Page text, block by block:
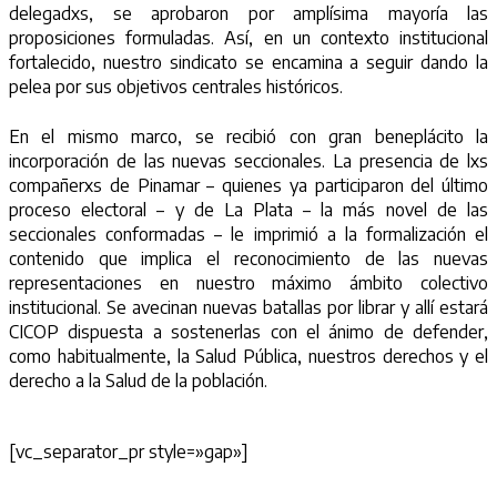
delegadxs, se aprobaron por amplísima mayoría las
proposiciones formuladas. Así, en un contexto institucional
fortalecido, nuestro sindicato se encamina a seguir dando la
pelea por sus objetivos centrales históricos.
En el mismo marco, se recibió con gran beneplácito la
incorporación de las nuevas seccionales. La presencia de lxs
compañerxs de Pinamar – quienes ya participaron del último
proceso electoral – y de La Plata – la más novel de las
seccionales conformadas – le imprimió a la formalización el
contenido que implica el reconocimiento de las nuevas
representaciones en nuestro máximo ámbito colectivo
institucional. Se avecinan nuevas batallas por librar y allí estará
CICOP dispuesta a sostenerlas con el ánimo de defender,
como habitualmente, la Salud Pública, nuestros derechos y el
derecho a la Salud de la población.
[vc_separator_pr style=»gap»]